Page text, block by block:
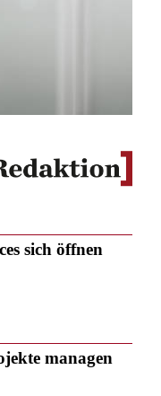
sich öffnen
managen